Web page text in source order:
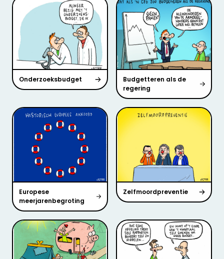
Onderzoeksbudget
Budgetteren als de
regering
Europese
meerjarenbegroting
Zelfmoordpreventie